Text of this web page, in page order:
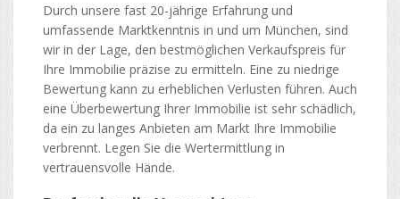
Durch unsere fast 20-jährige Erfahrung und
umfassende Marktkenntnis in und um München, sind
wir in der Lage, den bestmöglichen Verkaufspreis für
Ihre Immobilie präzise zu ermitteln. Eine zu niedrige
Bewertung kann zu erheblichen Verlusten führen. Auch
eine Überbewertung Ihrer Immobilie ist sehr schädlich,
da ein zu langes Anbieten am Markt Ihre Immobilie
verbrennt. Legen Sie die Wertermittlung in
vertrauensvolle Hände.